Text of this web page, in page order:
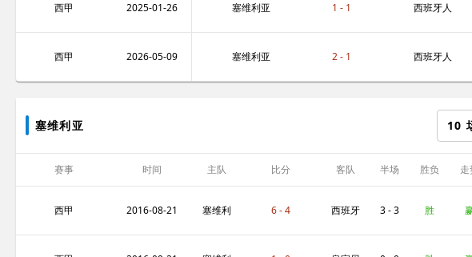
西甲 2025-01-26 塞维利亚 1 - 1 西班牙人
西甲 2026-05-09 塞维利亚 2 - 1 西班牙人
塞维利亚 10
赛事 时间 主队 比分 客队 半场 胜负
西甲 2016-08-21 塞维利 6 - 4 西班牙 3 - 3 胜